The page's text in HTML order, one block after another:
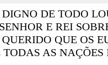
DIGNO DE TODO
E REI
QUE OS
AS